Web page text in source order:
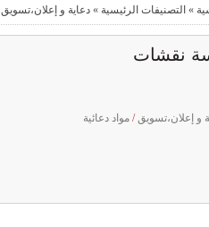
» التصنيفات الرئيسية » دعاية و إعلان،تسويق
نقشات
و إعلان،تسويق/ مواد دعائية